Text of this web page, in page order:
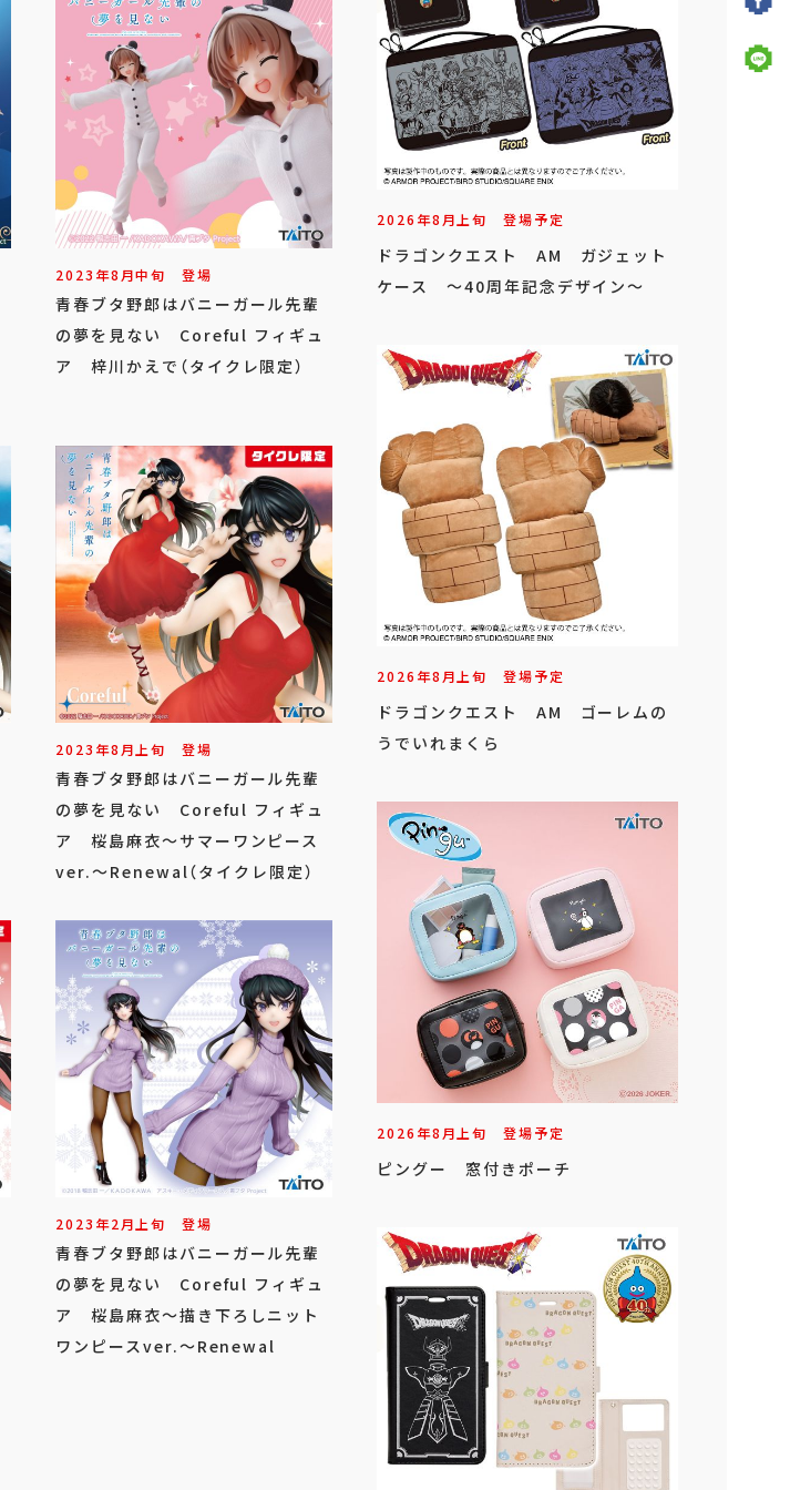
2023年8月中旬 登場
青春ブタ野郎はバニーガール先輩
の夢を見ない Coreful フィギュ
ア 梓川かえで（タイクレ限定）
2023年8月上旬 登場
青春ブタ野郎はバニーガール先輩
の夢を見ない Coreful フィギュ
ア 桜島麻衣～サマーワンピース
ver.～Renewal（タイクレ限定）
2023年2月上旬 登場
青春ブタ野郎はバニーガール先輩
の夢を見ない Coreful フィギュ
ア 桜島麻衣～描き下ろしニット
ワンピースver.～Renewal
2026年8月上旬 登場予定
ドラゴンクエスト AM ガジェット
ケース ～40周年記念デザイン～
2026年8月上旬 登場予定
ドラゴンクエスト AM ゴーレムの
うでいれまくら
2026年8月上旬 登場予定
ピングー 窓付きポーチ